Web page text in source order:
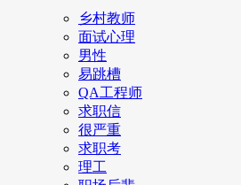
乡村教师
面试心理
男性
易跳槽
QA工程师
求职信
很严重
求职考
理工